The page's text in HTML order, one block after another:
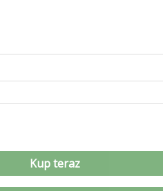
Kup teraz